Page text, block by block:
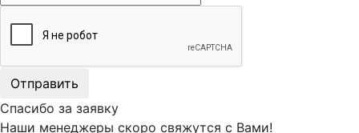
Отправить
Спасибо за заявку
Наши менеджеры скоро свяжутся с Вами!